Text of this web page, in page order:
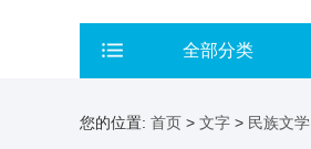
全部分类
您的位置: 首页 > 文字 > 民族文学